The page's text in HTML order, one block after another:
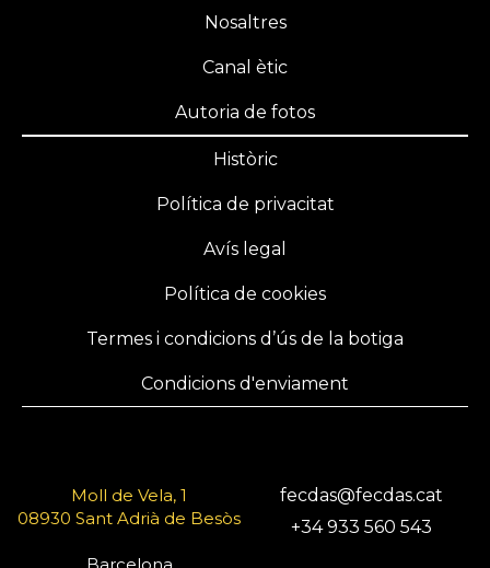
Nosaltres
Canal ètic
Autoria de fotos
Històric
Política de privacitat
Avís legal
Política de cookies
Termes i condicions d’ús de la botiga
Condicions d'enviament
Moll de Vela, 1
08930 Sant Adrià de Besòs
fecdas@fecdas.cat
+34 933 560 543